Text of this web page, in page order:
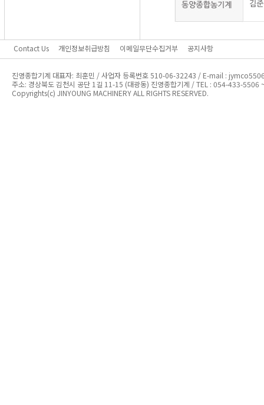
Contact Us 개인정보취급방침 이메일무단수집거부 공지사항
진영종합기계 대표자: 최훈민 / 사업자 등록번호 510-06-32243 / E-mail :
주소: 경상북도 김천시 공단 1길 11-15 (대광동) 진영종합기계 / TEL : 054-433-
Copyrights(c) JINYOUNG MACHINERY ALL RIGHTS RESERVED.